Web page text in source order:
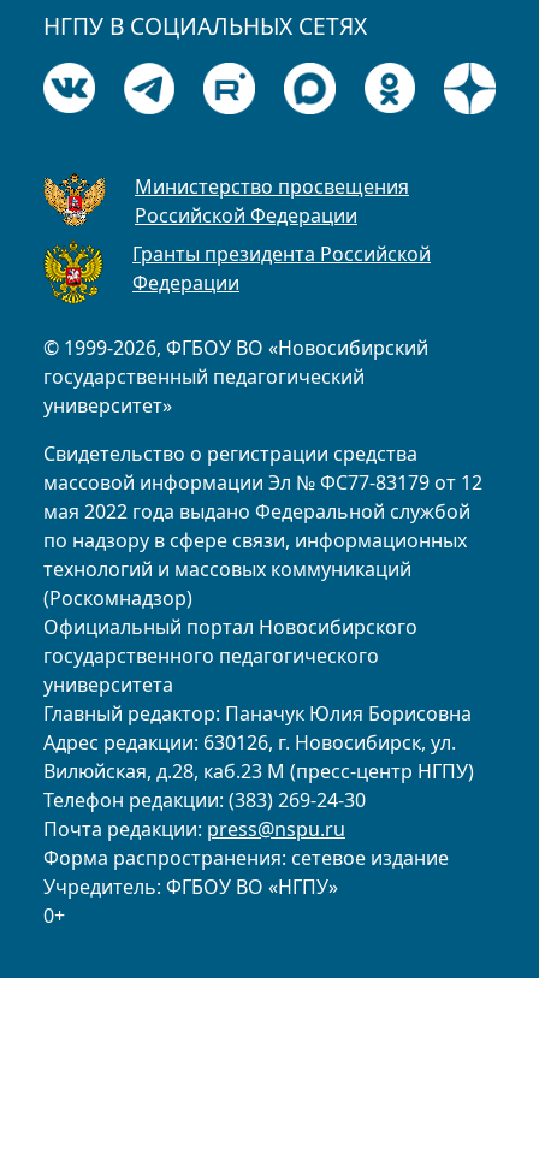
© 1999-2026, ФГБОУ ВО «Новосибирский
государственный педагогический
университет»
Свидетельство о регистрации средства
массовой информации Эл № ФС77-83179 от 12
мая 2022 года выдано Федеральной службой
по надзору в сфере связи, информационных
технологий и массовых коммуникаций
(Роскомнадзор)
Официальный портал Новосибирского
государственного педагогического
университета
Главный редактор: Паначук Юлия Борисовна
Адрес редакции: 630126, г. Новосибирск, ул.
Вилюйская, д.28, каб.23 М (пресс-центр НГПУ)
Телефон редакции: (383) 269-24-30
Почта редакции: press@nspu.ru
Форма распространения: сетевое издание
Учредитель: ФГБОУ ВО «НГПУ»
0+
НГПУ В СОЦИАЛЬНЫХ СЕТЯХ
Министерство просвещения
Российской Федерации
Гранты президента Российской
Федерации